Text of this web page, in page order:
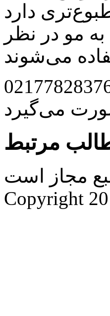
مو در نظر
می‌گیرد
مرتبط
مجاز است. |
Copyright